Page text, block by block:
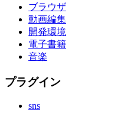
ブラウザ
動画編集
開発環境
電子書籍
音楽
プラグイン
sns